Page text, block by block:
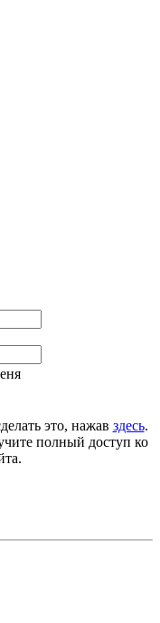
это, нажав здесь.
полный доступ ко